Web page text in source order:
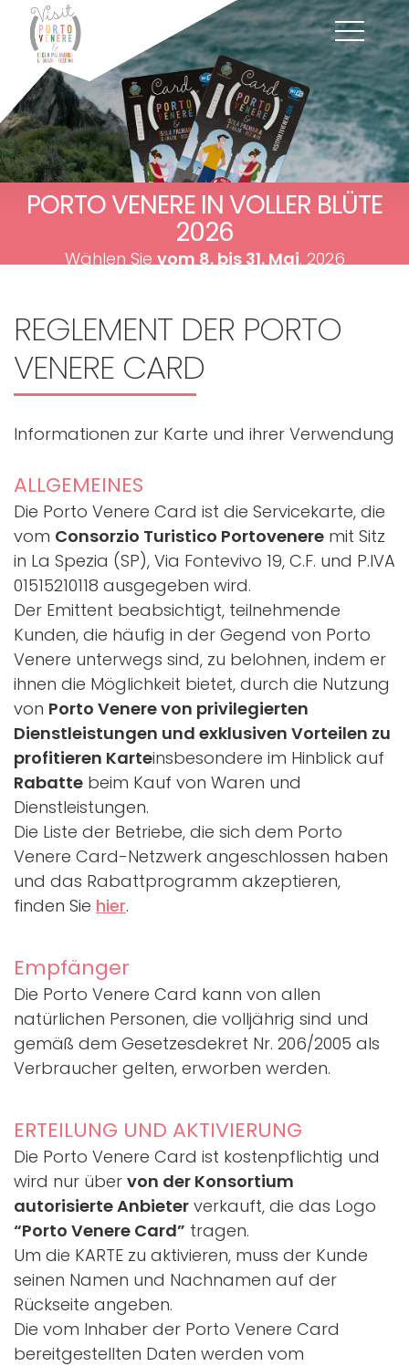
PORTO VENERE IN VOLLER BLÜTE
2026
Wählen Sievom 8. bis 31. Mai. 2026
REGLEMENT DER PORTO
VENERE CARD
Informationen zur Karte und ihrer Verwendung
ALLGEMEINES
Die Porto Venere Card ist die Servicekarte, die
vom Consorzio Turistico Portovenere mit Sitz
in La Spezia (SP), Via Fontevivo 19, C.F. und P.IVA
01515210118 ausgegeben wird.
Der Emittent beabsichtigt, teilnehmende
Kunden, die häufig in der Gegend von Porto
Venere unterwegs sind, zu belohnen, indem er
ihnen die Möglichkeit bietet, durch die Nutzung
von Porto Venere von privilegierten
Dienstleistungen und exklusiven Vorteilen zu
profitieren Karteinsbesondere im Hinblick auf
Rabatte beim Kauf von Waren und
Dienstleistungen.
Die Liste der Betriebe, die sich dem Porto
Venere Card-Netzwerk angeschlossen haben
und das Rabattprogramm akzeptieren,
finden Sie hier.
Empfänger
Die Porto Venere Card kann von allen
natürlichen Personen, die volljährig sind und
gemäß dem Gesetzesdekret Nr. 206/2005 als
Verbraucher gelten, erworben werden.
ERTEILUNG UND AKTIVIERUNG
Die Porto Venere Card ist kostenpflichtig und
wird nur über von der Konsortium
autorisierte Anbieter verkauft, die das Logo
“Porto Venere Card” tragen.
Um die KARTE zu aktivieren, muss der Kunde
seinen Namen und Nachnamen auf der
Rückseite angeben.
Die vom Inhaber der Porto Venere Card
bereitgestellten Daten werden vom